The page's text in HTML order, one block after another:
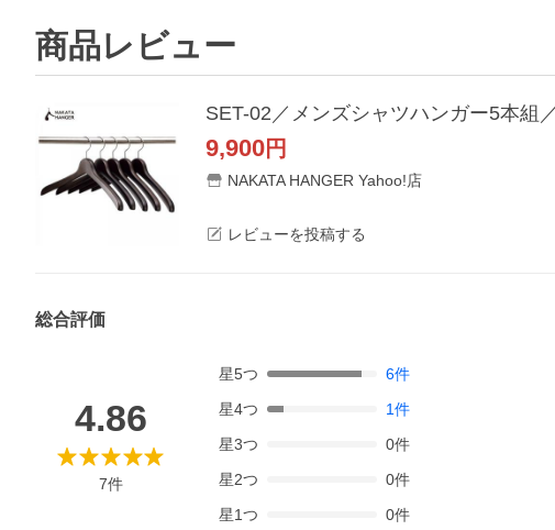
商品レビュー
SET-02／メンズシャツハンガー5本組
9,900円
NAKATA HANGER Yahoo!店
レビューを投稿する
総合評価
4.86
7件
星5つ 6件
星4つ 1件
星3つ 0件
星2つ 0件
星1つ 0件